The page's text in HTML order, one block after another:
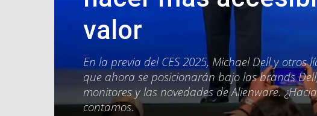
valor
En la previa del CES 2025, Michael Dell y
que ahora se posicionarán bajo las brands
monitores y las novedades de Alienware.
contamos.